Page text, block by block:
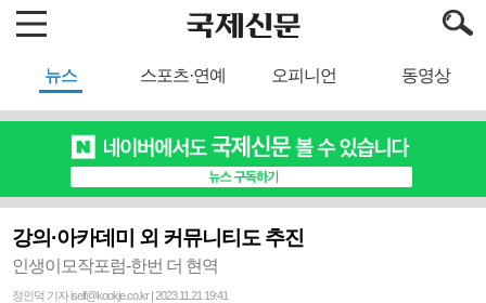
뉴스 스포츠·연예 오피니언 동영상
강의·아카데미 외 커뮤니티도 추진
인생이모작포럼-한번 더 현역
정인덕 기자 iself@kookje.co.kr | 2023.11.21 19:41